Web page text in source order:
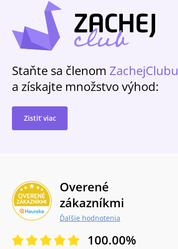
Staňte sa členom ZachejClubu
a získajte množstvo výhod:
Zistiť viac
Overené
zákazníkmi
Ďalšie hodnotenia
100.00%